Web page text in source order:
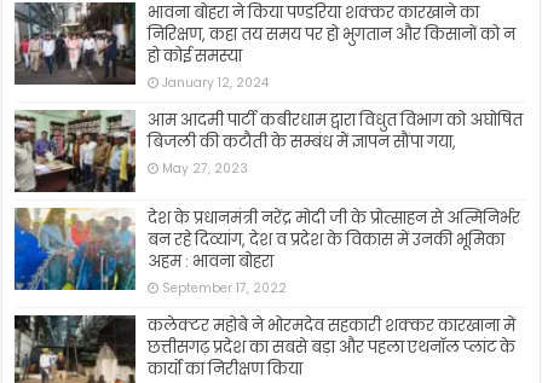
भावना बोहरा ने किया पण्डरिया शक्कर कारखाने का
निरिक्षण, कहा तय समय पर हो भुगतान और किसानों को न
हो कोई समस्या
January 12, 2024
आम आदमी पार्टी कबीरधाम द्वारा विधुत विभाग को अघोषित
बिजली की कटौती के सम्बंध में ज्ञापन सौंपा गया,
May 27, 2023
देश के प्रधानमंत्री नरेंद्र मोदी जी के प्रोत्साहन से अत्मिनिर्भर
बन रहे दिव्यांग, देश व प्रदेश के विकास में उनकी भूमिका
अहम : भावना बोहरा
September 17, 2022
कलेक्टर महोबे ने भोरमदेव सहकारी शक्कर कारखाना में
छत्तीसगढ़ प्रदेश का सबसे बड़ा और पहला एथनॉल प्लांट के
कार्यो का निरीक्षण किया